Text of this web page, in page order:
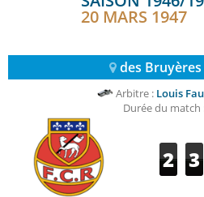
20 MARS 1947
des Bruyères
Arbitre : Louis
Durée du match
2 3